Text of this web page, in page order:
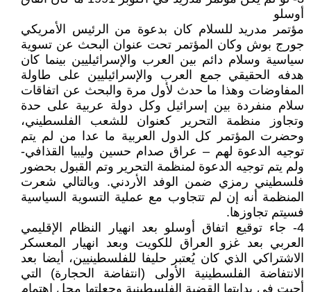
أوسلو
مؤتمر مدريد للسلام كان بدعوة من الرئيس الأمريكي
جورج بوش وكان المؤتمر تحت عنوان البحث عن تسوية
سياسية وسلام دائم بين العرب والإسرائيليين بينما كان
هدفه الحقيقي جمع العرب والإسرائيليين على طاولة
المفاوضات وهذا ما حدث لأول مرة والبحث عن اتفاقات
سلام منفردة بين إسرائيل وكل دولة عربية على حدة
وتجاوز منظمة التحرير كعنوان للشعب الفلسطيني،
وحضرت المؤتمر كل الدول العربية ما عدا من لم يتم
توجيه الدعوة لهم – عراق صدام حسين وليبيا القذافي-
ولم يتم توجيه الدعوة لمنظمة التحرير وتم القبول بحضور
فلسطيني رمزي ضمن الوفد الأردني. وبالتالي شعرت
المنظمة أنه إن لم تتجاوب مع عملية التسوية السياسية
فسيتم تجاوزها.
4- جاء توقيع اتفاق أوسلو بعد انهيار النظام الإقليمي
العربي بعد غزو العراق للكويت وبعد انهيار المعسكر
الاشتراكي الذي كان يُعتبر حليفا للفلسطينيين، أيضا بعد
الانتفاضة الفلسطينية الأولى (انتفاضة الحجارة) التي
أحيت في بدايتها القضية الفلسطينية وجعلتها محل اهتمام